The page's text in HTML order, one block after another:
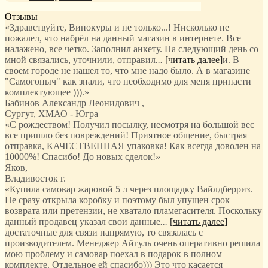
Отзывы
«Здравствуйте, Винокуры и не только...! Нисколько не
пожалел, что набрёл на данный магазин в интернете. Все
налажено, все четко. Заполнил анкету. На следующий день со
мной связались, уточнили, отправил... [читать далее]и. В
своем городе не нашел то, что мне надо было. А в магазине
"Самогоныч" как знали, что необходимо для меня припасти
комплектующее ))).»
Бабинов Александр Леонидович ,
Сургут, ХМАО - Югра
«С рождеством! Получил посылку, несмотря на большой вес
все пришло без повреждений! Приятное общение, быстрая
отправка, КАЧЕСТВЕННАЯ упаковка! Как всегда доволен на
10000%! Спасибо! До новых сделок!»
Яков,
Владивосток г.
«Купила самовар жаровой 5 л через площадку Вайлдберриз.
Не сразу открыла коробку и поэтому был упущен срок
возврата или претензии, не хватало пламегасителя. Поскольку
данный продавец указал свои данные... [читать далее]
достаточные для связи напрямую, то связалась с
производителем. Менеджер Айгуль очень оперативно решила
мою проблему и самовар поехал в подарок в полном
комплекте. Отдельное ей спасибо))) Это что касается